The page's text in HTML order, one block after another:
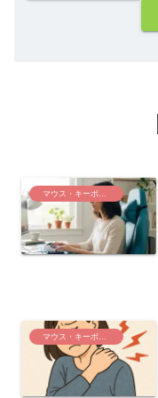
マウス・キーボード